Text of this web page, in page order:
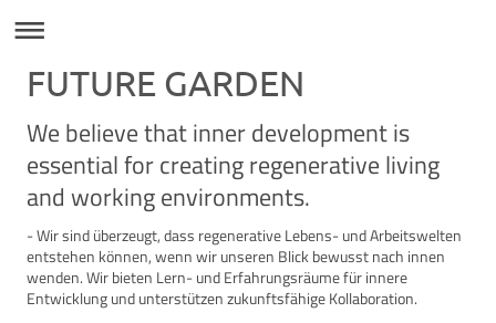
FUTURE GARDEN
We believe that inner development is
essential for creating regenerative living
and working environments.
- Wir sind überzeugt, dass regenerative Lebens- und Arbeitswelten
entstehen können, wenn wir unseren Blick bewusst nach innen
wenden. Wir bieten Lern- und Erfahrungsräume für innere
Entwicklung und unterstützen zukunftsfähige Kollaboration.